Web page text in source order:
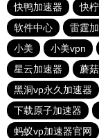
快鸭加速器
快
软件中心
雷霆
小美
小美vpn
星云加速器
蘑
黑洞vp永久加速器
下载原子加速器
蚂蚁vp加速器官网